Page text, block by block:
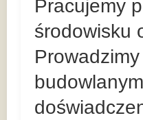
Pracujemy
środowisku